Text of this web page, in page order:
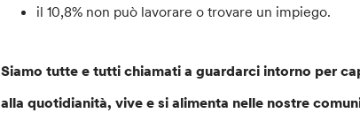
il 10,8% non può lavorare o trovare un impiego.
Siamo tutte e tutti chiamati a guardarci intorno per
alla quotidianità, vive e si alimenta nelle nostre